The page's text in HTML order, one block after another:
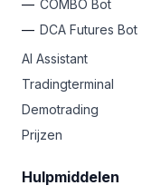
COMBO Bot
DCA Futures Bot
AI Assistant
Tradingterminal
Demotrading
Prijzen
Hulpmiddelen